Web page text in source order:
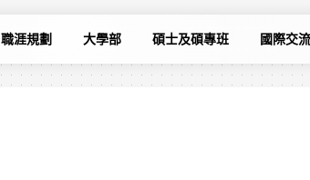
職涯規劃 大學部 碩士及碩專班 國際交流